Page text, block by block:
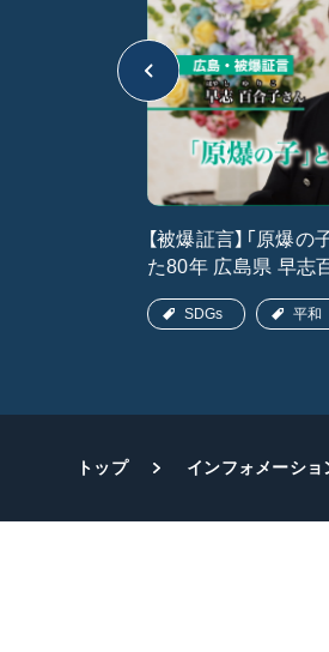
【被爆証言】「原爆の
た80年 広島県 早志
SDGs 平和
トップ インフォメーショ